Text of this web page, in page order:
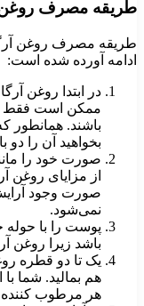
طریقه مصرف
طریقه مصرف روغن
ادامه آورده شده است:
در ابتدا روغن
ممکن است فقط
باشند. همانطور
بخواهید آن را دو
صورت خود را
از مزایای روغن
صورت وجود
نمی‌شود.
پوست را با
باشد زیرا روغن
یک تا دو قطره
هم بمالید. شما با
هر مرطوب